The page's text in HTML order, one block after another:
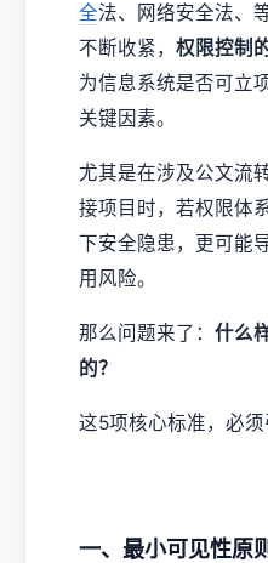
全法、网络安全法、
不断收紧， 权限控制
为信息系统是否可立
关键因素。
尤其是在涉及公文流
接项目时，若权限体
下安全隐患，更可能
用风险。
那么问题来了： 什么
的？
这5项核心标准，必须
一、最小可见性原